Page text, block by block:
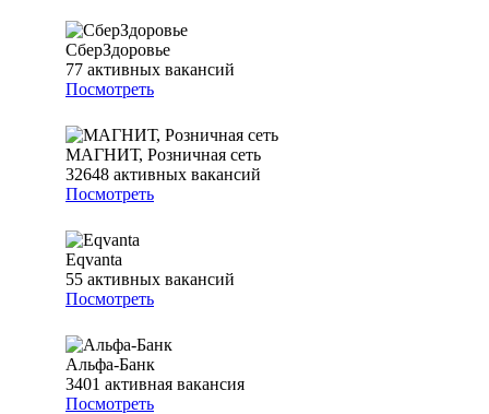
СберЗдоровье
77 активных вакансий
Посмотреть
МАГНИТ, Розничная сеть
32648 активных вакансий
Посмотреть
Eqvanta
55 активных вакансий
Посмотреть
Альфа-Банк
3401 активная вакансия
Посмотреть